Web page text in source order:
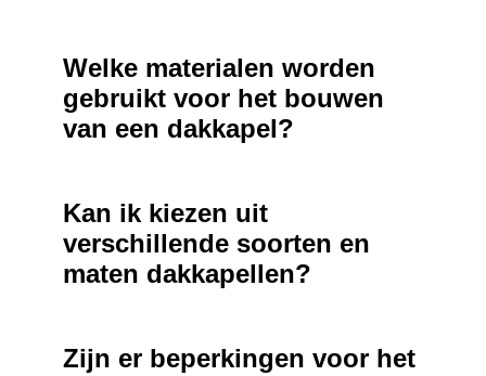
Welke materialen worden
gebruikt voor het bouwen
van een dakkapel?
Kan ik kiezen uit
verschillende soorten en
maten dakkapellen?
Zijn er beperkingen voor het